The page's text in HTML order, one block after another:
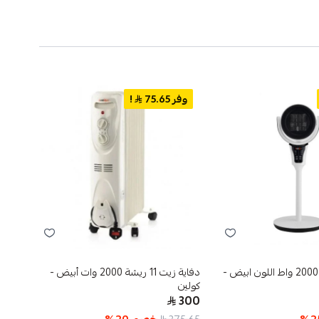
دفاية هالوجين 2000 واط اللون ابيض -
وفر 75.65 !
دفاية زيت 11 ريشة 2000 وات أبيض -
كولين
300